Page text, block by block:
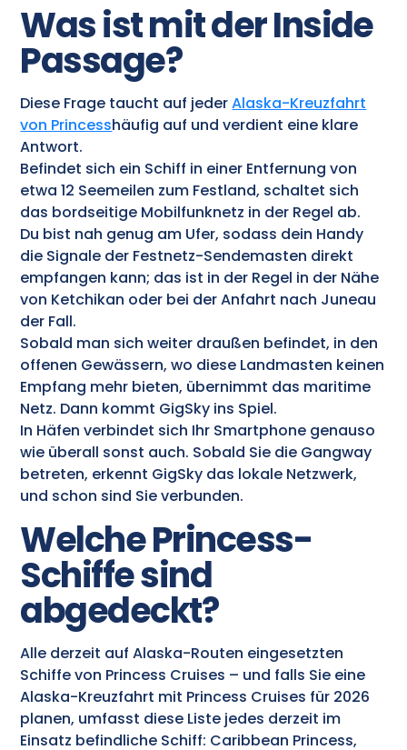
Was ist mit der Inside
Passage?
Diese Frage taucht auf jederAlaska-Kreuzfahrt
von Princesshäufig auf und verdient eine klare
Antwort.
Befindet sich ein Schiff in einer Entfernung von
etwa 12 Seemeilen zum Festland, schaltet sich
das bordseitige Mobilfunknetz in der Regel ab.
Du bist nah genug am Ufer, sodass dein Handy
die Signale der Festnetz-Sendemasten direkt
empfangen kann; das ist in der Regel in der Nähe
von Ketchikan oder bei der Anfahrt nach Juneau
der Fall.
Sobald man sich weiter draußen befindet, in den
offenen Gewässern, wo diese Landmasten keinen
Empfang mehr bieten, übernimmt das maritime
Netz. Dann kommt GigSky ins Spiel.
In Häfen verbindet sich Ihr Smartphone genauso
wie überall sonst auch. Sobald Sie die Gangway
betreten, erkennt GigSky das lokale Netzwerk,
und schon sind Sie verbunden.
Welche Princess-
Schiffe sind
abgedeckt?
Alle derzeit auf Alaska-Routen eingesetzten
Schiffe von Princess Cruises – und falls Sie eine
Alaska-Kreuzfahrt mit Princess Cruises für 2026
planen, umfasst diese Liste jedes derzeit im
Einsatz befindliche Schiff: Caribbean Princess,